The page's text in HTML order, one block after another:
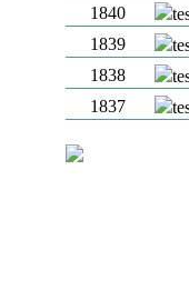
1840
1839
1838
1837